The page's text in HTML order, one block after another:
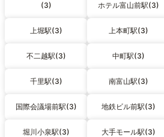
(3)
ホテル富山前駅(3)
上堀駅(3) 上本町駅(3)
不二越駅(3) 中町駅(3)
千里駅(3) 南富山駅(3)
国際会議場前駅(3) 地鉄ビル前駅(3)
堀川小泉駅(3) 大手モール駅(3)